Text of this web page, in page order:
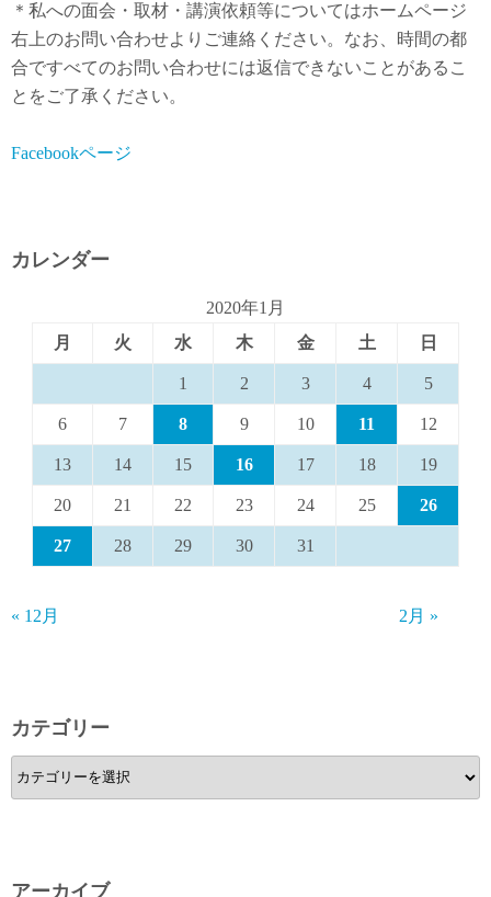
＊私への面会・取材・講演依頼等についてはホームページ
右上のお問い合わせよりご連絡ください。なお、時間の都
合ですべてのお問い合わせには返信できないことがあるこ
とをご了承ください。
Facebookページ
カレンダー
2020年1月
月
火 水 木 金 土 日
1 2 3 4 5
6 7 8 9 10 11 12
13 14 15 16 17 18 19
20 21 22 23 24 25 26
27 28 29 30 31
« 12月 2月 »
カテゴリー
カ
テ
ー
アーカイブ